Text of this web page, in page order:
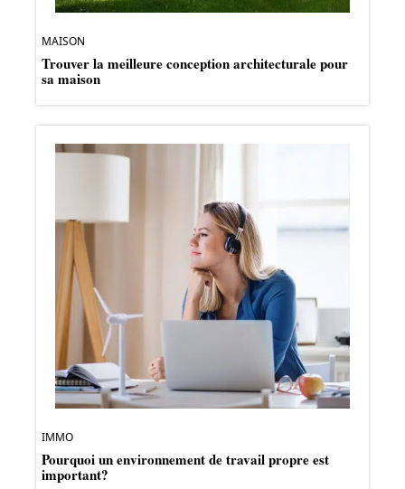
MAISON
Trouver la meilleure conception architecturale pour
sa maison
IMMO
Pourquoi un environnement de travail propre est
important?